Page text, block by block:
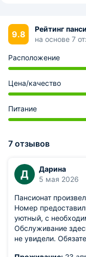
9.8
Рейтинг
на основе 7
Расположение
Цена/качество
Питание
7 отзывов
Д
Дарина
5 мая 2026
Пансионат
Номер
уютный, с
Обслуживание
не увидели.